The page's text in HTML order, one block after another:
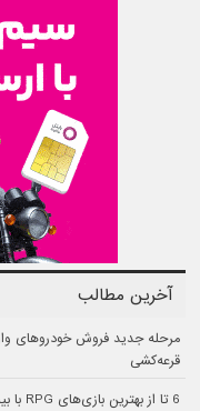
آخرین مطالب
مرحله جدید فروش خودروهای
قرعه‌کشی
6 تا از بهترین بازی‌های RPG با بیش از 200 ساعت گیم‌پلی